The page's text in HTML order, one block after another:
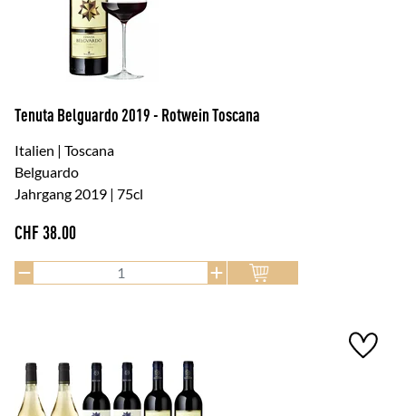
Tenuta Belguardo 2019 - Rotwein Toscana
Italien | Toscana
Belguardo
Jahrgang 2019 | 75cl
CHF38.00